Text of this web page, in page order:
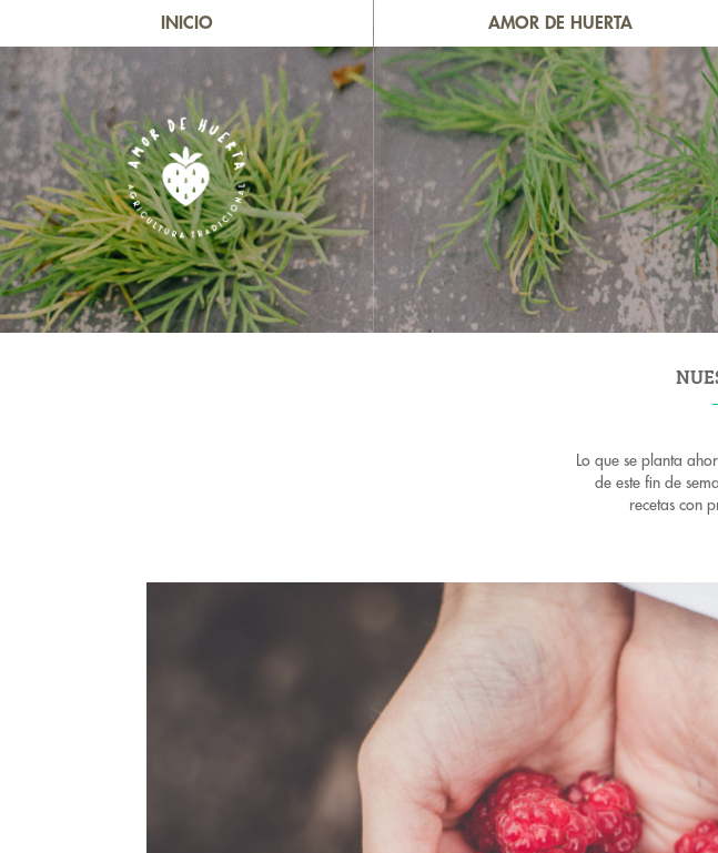
INICIO AMOR DE HUERTA
Lo que se planta
de este fin de
recetas con